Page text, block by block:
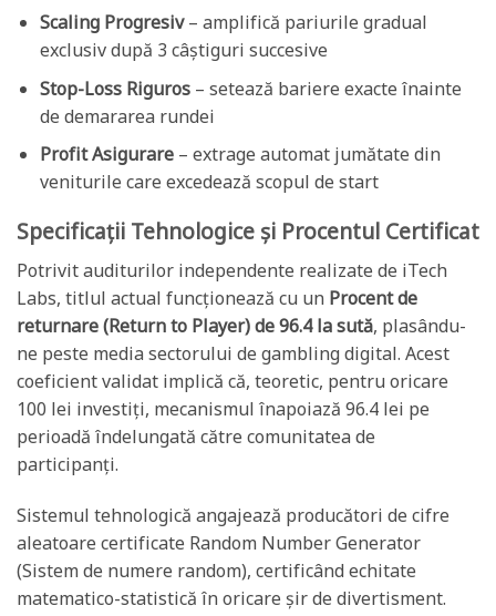
Scaling Progresiv– amplifică pariurile gradual
exclusiv după 3 câștiguri succesive
Stop-Loss Riguros– setează bariere exacte înainte
de demararea rundei
Profit Asigurare– extrage automat jumătate din
veniturile care excedează scopul de start
Specificații Tehnologice și Procentul Certificat
Potrivit auditurilor independente realizate de iTech
Labs, titlul actual funcționează cu un Procent de
returnare (Return to Player) de 96.4 la sută, plasându-
ne peste media sectorului de gambling digital. Acest
coeficient validat implică că, teoretic, pentru oricare
100 lei investiți, mecanismul înapoiază 96.4 lei pe
perioadă îndelungată către comunitatea de
participanți.
Sistemul tehnologică angajează producători de cifre
aleatoare certificate Random Number Generator
(Sistem de numere random), certificând echitate
matematico-statistică în oricare șir de divertisment.